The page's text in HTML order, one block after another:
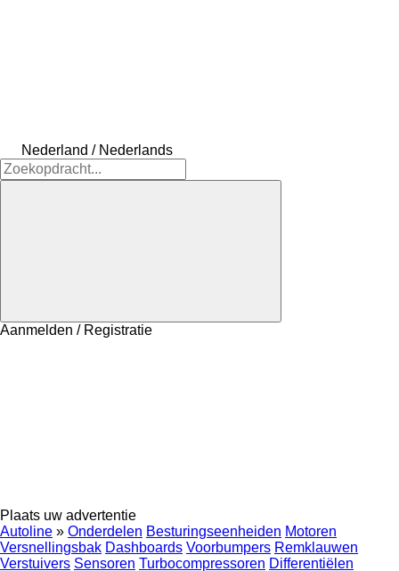
Nederland / Nederlands
Aanmelden / Registratie
Plaats uw advertentie
Autoline » Onderdelen Besturingseenheiden Motoren
Versnellingsbak Dashboards Voorbumpers Remklauwen
Verstuivers Sensoren Turbocompressoren Differentiëlen